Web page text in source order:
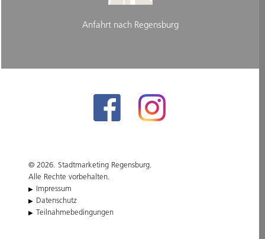
Anfahrt nach Regensburg
© 2026. Stadtmarketing Regensburg.
Alle Rechte vorbehalten.
Impressum
Datenschutz
Teilnahmebedingungen